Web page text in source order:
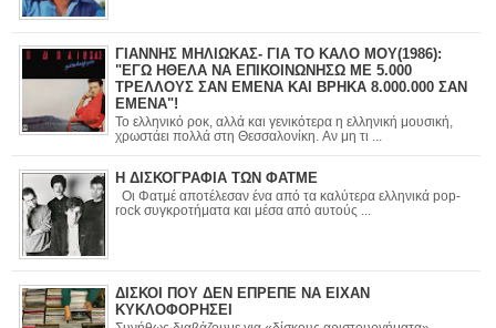
ΓΙΑΝΝΗΣ ΜΗΛΙΩΚΑΣ- ΓΙΑ ΤΟ ΚΑΛΟ ΜΟΥ(1986):
"ΕΓΩ ΗΘΕΛΑ ΝΑ ΕΠΙΚΟΙΝΩΝΗΣΩ ΜΕ 5.000
ΤΡΕΛΛΟΥΣ ΣΑΝ ΕΜΕΝΑ ΚΑΙ ΒΡΗΚΑ 8.000.000 ΣΑΝ
ΕΜΕΝΑ"!
Το ελληνικό ροκ, αλλά και γενικότερα η ελληνική μουσική,
χρωστάει πολλά στη Θεσσαλονίκη. Αν μη τι ...
Η ΔΙΣΚΟΓΡΑΦΙΑ ΤΩΝ ΦΑΤΜΕ
Οι Φατμέ αποτέλεσαν ένα από τα καλύτερα ελληνικά pop-
rock συγκροτήματα και μέσα από αυτούς ...
ΔΙΣΚΟΙ ΠΟΥ ΔΕΝ ΕΠΡΕΠΕ ΝΑ ΕΙΧΑΝ
ΚΥΚΛΟΦΟΡΗΣΕΙ